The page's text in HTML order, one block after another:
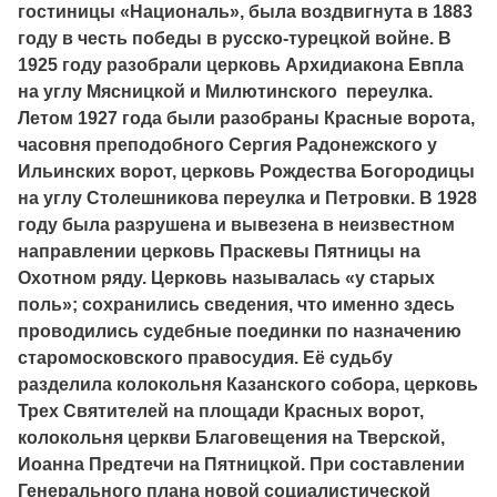
гостиницы «Националь», была воздвигнута в 1883
году в честь победы в русско-турецкой войне. В
1925 году разобрали церковь Архидиакона Евпла
на углу Мясницкой и Милютинского переулка.
Летом 1927 года были разобраны Красные ворота,
часовня преподобного Сергия Радонежского у
Ильинских ворот, церковь Рождества Богородицы
на углу Столешникова переулка и Петровки. В 1928
году была разрушена и вывезена в неизвестном
направлении церковь Праскевы Пятницы на
Охотном ряду. Церковь называлась «у старых
поль»; сохранились сведения, что именно здесь
проводились судебные поединки по назначению
старомосковского правосудия. Её судьбу
разделила колокольня Казанского собора, церковь
Трех Святителей на площади Красных ворот,
колокольня церкви Благовещения на Тверской,
Иоанна Предтечи на Пятницкой. При составлении
Генерального плана новой социалистической